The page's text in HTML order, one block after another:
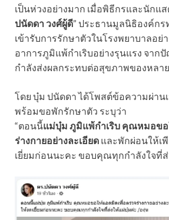
เป็นห่วงอย่างมาก เมื่อพิธีกรและนักแส
ปนัดดา วงศ์ผู้ดี” ประธานมูลนิธิองค์ก
เข้ารับการรักษาตัวในโรงพยาบาลอย่
อาการภูมิแพ้กำเริบอย่างรุนแรง จาก
กำลังส่งผลกระทบต่อสุขภาพของหลา
โดย บุ๋ม ปนัดดา ได้โพสต์ข้อความผ่าน
พร้อมขอพักรักษาตัว ระบุว่า
“ตอนนี้แม่บุ๋ม ภูมิแพ้กำเริบ คุณหมอข
ร่างกายอย่างละเอียด และพักผ่อนให้เ
เยี่ยมก่อนนะคะ ขอบคุณทุกกำลังใจที่